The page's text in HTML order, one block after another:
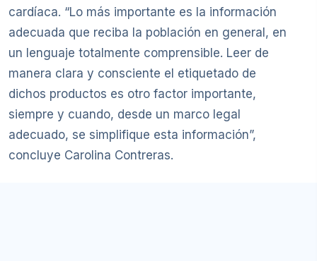
cardíaca. “Lo más importante es la información
adecuada que reciba la población en general, en
un lenguaje totalmente comprensible. Leer de
manera clara y consciente el etiquetado de
dichos productos es otro factor importante,
siempre y cuando, desde un marco legal
adecuado, se simplifique esta información”,
concluye Carolina Contreras.